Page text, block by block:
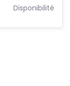
Disponibilité